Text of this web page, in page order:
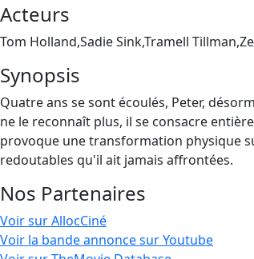
Acteurs
Tom Holland,Sadie Sink,Tramell
Synopsis
Quatre ans se sont écoulés, Peter,
ne le reconnaît plus, il se consacre
provoque une transformation physique
redoutables qu'il ait jamais affrontées.
Nos Partenaires
Voir sur AllocCiné
Voir la bande annonce sur Youtube